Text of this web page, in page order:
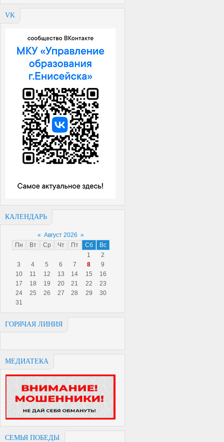
VK
КАЛЕНДАРЬ
« Август 2026 »
Пн
Вт Ср Чт Пт Сб
Вс
1
2
3
4 5 6 7 8
9
10
11 12 13 14 15
16
17
18 19 20 21 22
23
24
25 26 27 28 29
30
31
ГОРЯЧАЯ ЛИНИЯ
МЕДИАТЕКА
СЕМЬЯ ПОБЕДЫ